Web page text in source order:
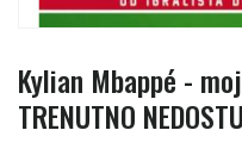
Kylian Mbappé -
TRENUTNO